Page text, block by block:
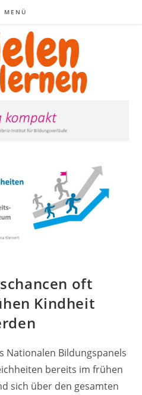
MENÜ
oft
Kindheit
Nationalen Bildungspanels
bereits im frühen
sich über den gesamten